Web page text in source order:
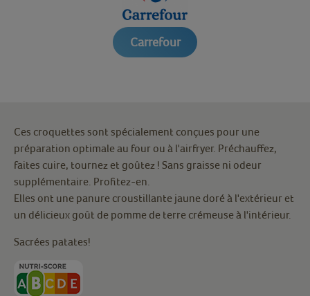
Carrefour
Ces croquettes sont spécialement conçues pour une
préparation optimale au four ou à l'airfryer. Préchauffez,
faites cuire, tournez et goûtez ! Sans graisse ni odeur
supplémentaire. Profitez-en.
Elles ont une panure croustillante jaune doré à l'extérieur et
un délicieux goût de pomme de terre crémeuse à l'intérieur.
Sacrées patates!